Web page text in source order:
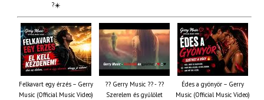
?☀️
Felkavart egy érzés – Gerry
Music (Official Music Video)
?? Gerry Music ?? - ??
Szerelem és gyűlölet
Édes a gyönyör – Gerry
Music (Official Music Video)